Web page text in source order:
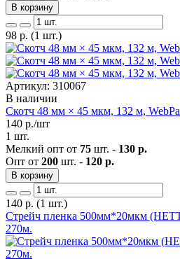
В корзину
98 р. (1 шт.)
Артикул: 310067
В наличии
Скотч 48 мм × 45 мкм, 132 м,
140 р./шт
1 шт.
Мелкий опт от 75 шт. - 130 р.
Опт от 200 шт. - 120 р.
В корзину
140 р. (1 шт.)
Стрейч пленка 500мм*20мкм
270м.